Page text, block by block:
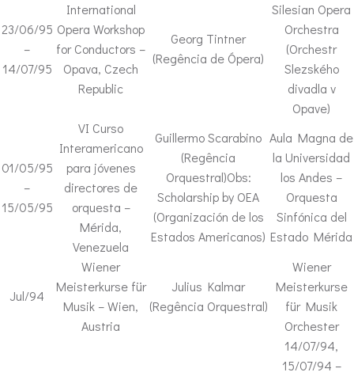
23/06/95
–
14/07/95
International
Opera Workshop
for Conductors –
Opava, Czech
Republic
Georg Tintner
(Regência de Ópera)
Silesian Opera
Orchestra
(Orchestr
Slezského
divadla v
Opave)
01/05/95
–
15/05/95
VI Curso
Interamericano
para jóvenes
directores de
orquesta –
Mérida,
Venezuela
Guillermo Scarabino
(Regência
Orquestral)Obs:
Scholarship by OEA
(Organización de los
Estados Americanos)
Aula Magna de
la Universidad
los Andes –
Orquesta
Sinfónica del
Estado Mérida
Jul/94
Wiener
Meisterkurse für
Musik – Wien,
Austria
Julius Kalmar
(Regência Orquestral)
Wiener
Meisterkurse
für Musik
Orchester
14/07/94,
15/07/94 –